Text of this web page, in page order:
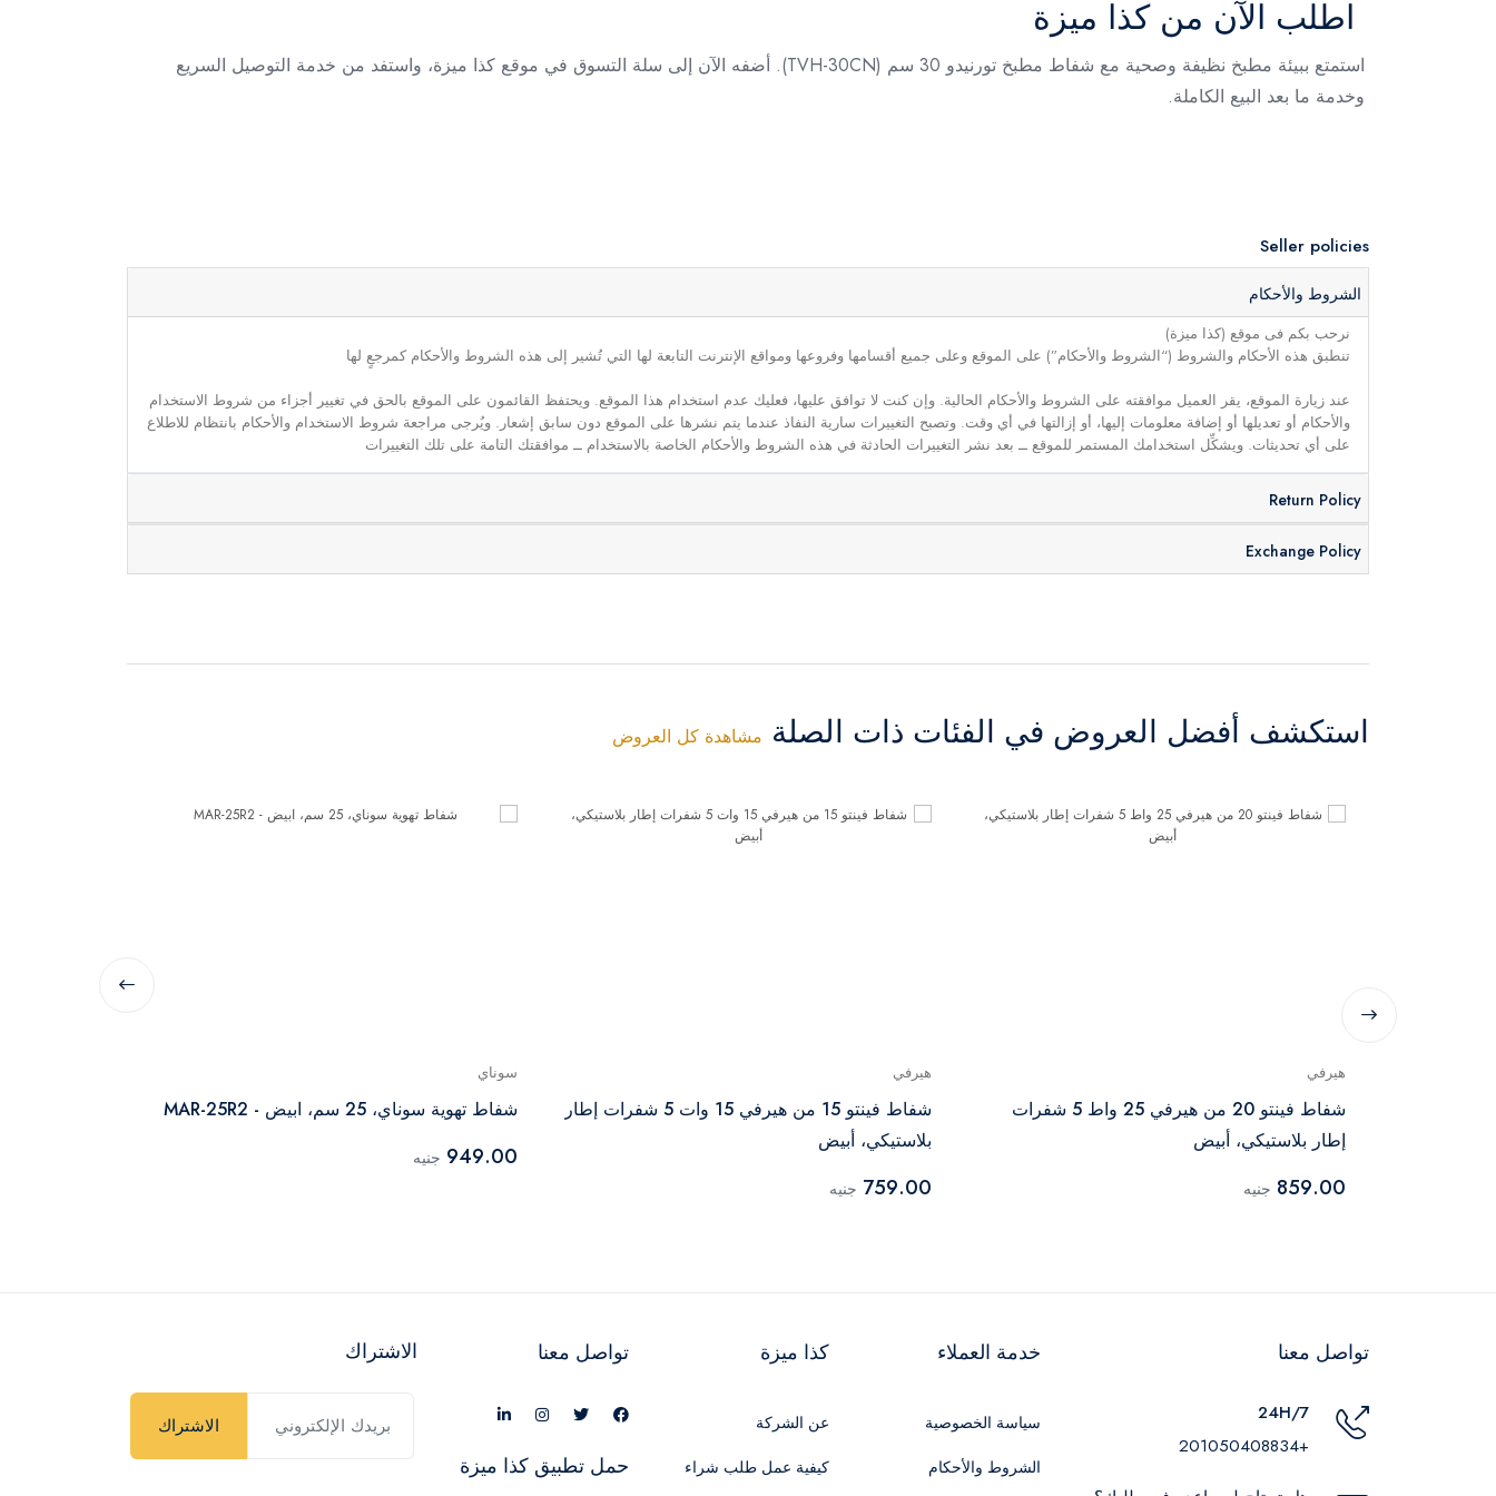
اطلب الآن من كذا ميزة
استمتع ببيئة مطبخ نظيفة وصحية مع شفاط مطبخ تورنيدو 30 سم (TVH-30CN). أضفه الآن إلى سلة التسوق في موقع كذا ميزة، واستفد من خدمة التوصيل السريع
وخدمة ما بعد البيع الكاملة.
Seller policies
الشروط والأحكام
نرحب بكم فى موقع (كذا ميزة)
تنطبق هذه الأحكام والشروط (“الشروط والأحكام”) على الموقع وعلى جميع أقسامها وفروعها ومواقع الإنترنت التابعة لها التي تُشير إلى هذه الشروط والأحكام كمرجعٍ لها
عند زيارة الموقع، يقر العميل موافقته على الشروط والأحكام الحالية. وإن كنت لا توافق عليها، فعليك عدم استخدام هذا الموقع. ويحتفظ القائمون على الموقع بالحق في تغيير أجزاء من شروط الاستخدام
والأحكام أو تعديلها أو إضافة معلومات إليها، أو إزالتها في أي وقت. وتصبح التغييرات سارية النفاذ عندما يتم نشرها على الموقع دون سابق إشعار. ويُرجى مراجعة شروط الاستخدام والأحكام بانتظام للاطلاع
على أي تحديثات. ويشكِّل استخدامك المستمر للموقع ــ بعد نشر التغييرات الحادثة في هذه الشروط والأحكام الخاصة بالاستخدام ــ موافقتك التامة على تلك التغييرات
Return Policy
Exchange Policy
استكشف أفضل العروض في الفئات ذات الصلة مشاهدة كل العروض
هيرفي
شفاط فينتو 20 من هيرفي 25 واط 5 شفرات
إطار بلاستيكي، أبيض
859.00 جنيه
هيرفي
شفاط فينتو 15 من هيرفي 15 وات 5 شفرات إطار
بلاستيكي، أبيض
759.00 جنيه
سوناي
شفاط تهوية سوناي، 25 سم، ابيض - MAR-25R2
949.00 جنيه
تواصل معنا
24H/7
+201050408834
خدمة العملاء
سياسة الخصوصية
الشروط والأحكام
كذا ميزة
عن الشركة
كيفية عمل طلب شراء
تواصل معنا
حمل تطبيق كذا ميزة
الاشتراك
الاشتراك